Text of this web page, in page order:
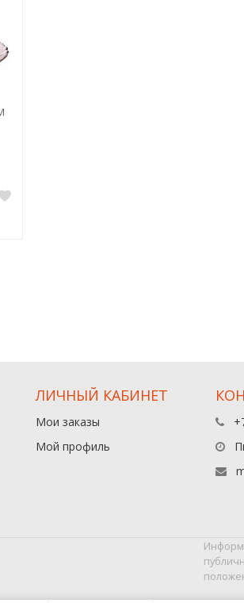
ЛИЧНЫЙ КАБИНЕТ
Мои заказы
Мой профиль